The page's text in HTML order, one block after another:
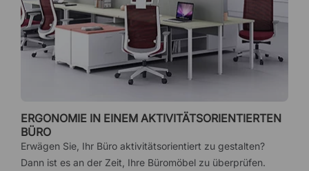
ERGONOMIE IN EINEM AKTIVITÄTSORIENTIERTEN
BÜRO
Erwägen Sie, Ihr Büro aktivitätsorientiert zu gestalten?
Dann ist es an der Zeit, Ihre Büromöbel zu überprüfen.